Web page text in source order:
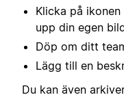
Klicka på
upp din egen
Döp om ditt
Lägg till en
Du kan även